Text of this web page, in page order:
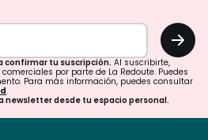
tu
para
confirmar
tu
suscripción.
OK
confirmar tu suscripción. Al suscribirte,
por parte de La Redoute. Puedes
Para más información, puedes consultar
.
newsletter desde tu espacio personal.